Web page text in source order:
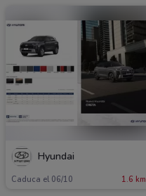
Hyundai
Caduca el 06/10 1.6 km